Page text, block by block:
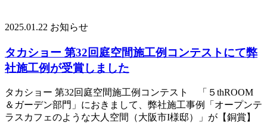
2025.01.22 お知らせ
タカショー 第32回庭空間施工例コンテストにて弊
社施工例が受賞しました
タカショー 第32回庭空間施工例コンテスト 「５thROOM
＆ガーデン部門」におきまして、弊社施工事例「オープンテ
ラスカフェのような大人空間（大阪市I様邸）」が【銅賞】